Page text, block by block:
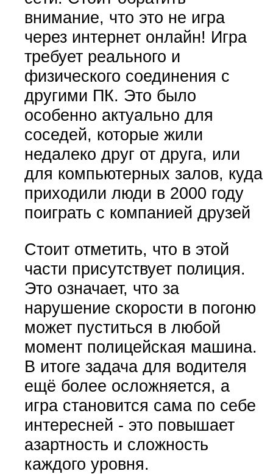
внимание, что это не игра
через интернет онлайн! Игра
требует реального и
физического соединения с
другими ПК. Это было
особенно актуально для
соседей, которые жили
недалеко друг от друга, или
для компьютерных залов, куда
приходили люди в 2000 году
поиграть с компанией друзей
Стоит отметить, что в этой
части присутствует полиция.
Это означает, что за
нарушение скорости в погоню
может пуститься в любой
момент полицейская машина.
В итоге задача для водителя
ещё более осложняется, а
игра становится сама по себе
интересней - это повышает
азартность и сложность
каждого уровня.